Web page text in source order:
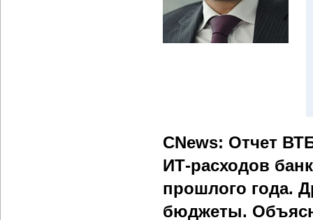
CNews: Отчет
ИТ-расходов
прошлого года.
бюджеты.